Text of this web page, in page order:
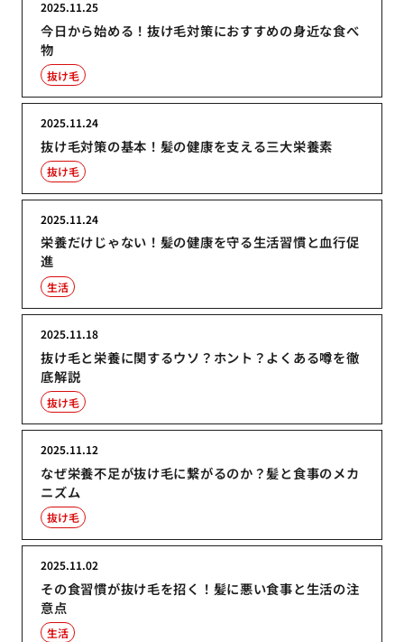
今日から始める！抜け毛対策におすすめの身近な食べ
物
2025.11.25
抜け毛
抜け毛対策の基本！髪の健康を支える三大栄養素
2025.11.24
抜け毛
栄養だけじゃない！髪の健康を守る生活習慣と血行促
進
2025.11.24
生活
抜け毛と栄養に関するウソ？ホント？よくある噂を徹
底解説
2025.11.18
抜け毛
なぜ栄養不足が抜け毛に繋がるのか？髪と食事のメカ
ニズム
2025.11.12
抜け毛
その食習慣が抜け毛を招く！髪に悪い食事と生活の注
意点
2025.11.02
生活